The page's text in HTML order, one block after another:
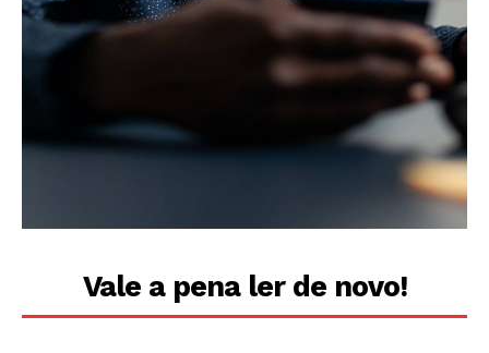
Vale a pena ler de novo!